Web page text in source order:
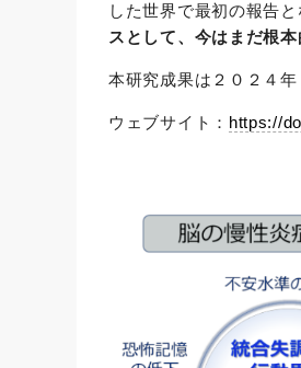
した世界で最初の報告
スとして、今はまだ根
本研究成果は２０２４
ウェブサイト： https://